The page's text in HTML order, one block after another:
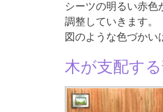
シーツの明るい赤
調整していきます。
図のような色づかい
木が支配す